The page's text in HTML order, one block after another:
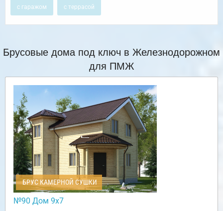
с гаражом с террасой
Брусовые дома под ключ в Железнодорожном
для ПМЖ
БРУС КАМЕРНОЙ СУШКИ
№90 Дом 9х7